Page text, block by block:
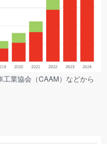
業協会（CAAM）などから